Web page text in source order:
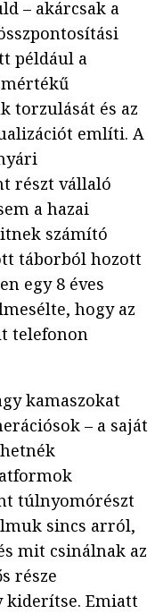
– akárcsak a
például a
torzulását és az
említi. A
részt vállaló
a hazai
számító
táborból hozott
egy 8 éves
hogy az
telefonon
kamaszokat
– a saját
túlnyomórészt
sincs arról,
mit csinálnak az
része
kiderítse. Emiatt